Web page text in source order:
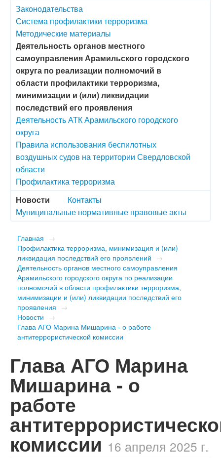
Законодательства
Система профилактики терроризма
Методические материалы
Деятельность органов местного
самоуправления Арамильского городского
округа по реализации полномочий в
области профилактики терроризма,
минимизации и (или) ликвидации
последствий его проявления
Деятельность АТК Арамильского городского
округа
Правила использования беспилотных
воздушных судов на территории Свердловской
области
Профилактика терроризма
Новости
Контакты
Муниципальные нормативные правовые акты
Главная →
Профилактика терроризма, минимизация и (или)
ликвидация последствий его проявлений →
Деятельность органов местного самоуправления
Арамильского городского округа по реализации
полномочий в области профилактики терроризма,
минимизации и (или) ликвидации последствий его
проявления →
Новости →
​Глава АГО Марина Мишарина - о работе
антитеррористической комиссии
​Глава АГО Марина
Мишарина - о
работе
комиссии 16 апреля 2025 г.